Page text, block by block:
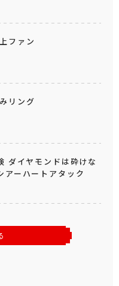
ファン
リング
ダイヤモンドは砕けな
ーハートアタック